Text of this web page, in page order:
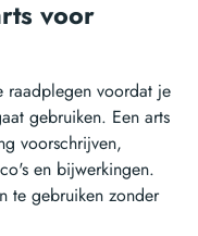
voor
raadplegen voordat je
gebruiken. Een arts
voorschrijven,
en bijwerkingen.
te gebruiken zonder